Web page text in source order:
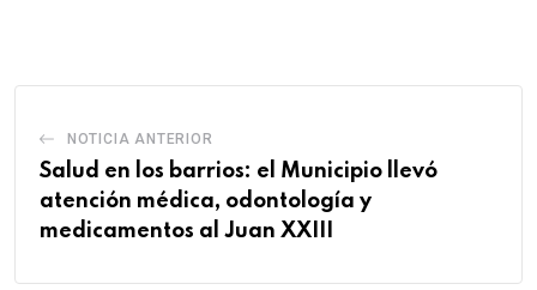
NOTICIA ANTERIOR
Salud en los barrios: el Municipio llevó
atención médica, odontología y
medicamentos al Juan XXIII